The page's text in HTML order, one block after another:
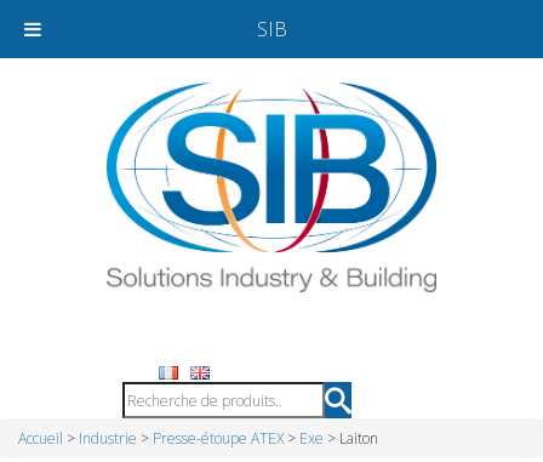
Accueil > Industrie > Presse-étoupe ATEX> Exe > Laiton
SIB